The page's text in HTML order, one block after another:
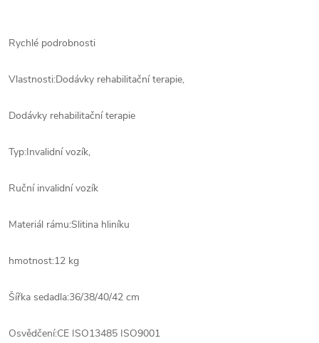
Rychlé podrobnosti
Vlastnosti:Dodávky rehabilitační terapie,
Dodávky rehabilitační terapie
Typ:Invalidní vozík,
Ruční invalidní vozík
Materiál rámu:Slitina hliníku
hmotnost:12 kg
Šířka sedadla:36/38/40/42 cm
Osvědčení:CE ISO13485 ISO9001